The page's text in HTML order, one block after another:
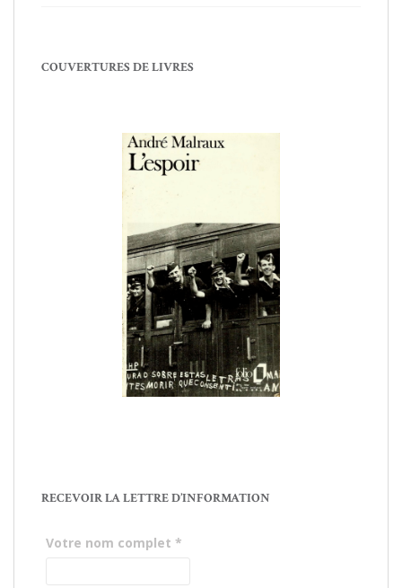
COUVERTURES DE LIVRES
RECEVOIR LA LETTRE D’INFORMATION
Votre nom complet *